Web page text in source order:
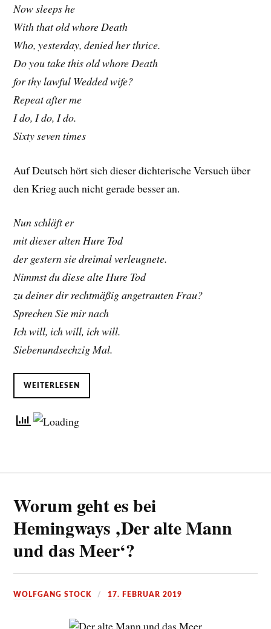
Now sleeps he
With that old whore Death
Who, yesterday, denied her thrice.
Do you take this old whore Death
for thy lawful Wedded wife?
Repeat after me
I do, I do, I do.
Sixty seven times
Auf Deutsch hört sich dieser dichterische Versuch über
den Krieg auch nicht gerade besser an.
Nun schläft er
mit dieser alten Hure Tod
der gestern sie dreimal verleugnete.
Nimmst du diese alte Hure Tod
zu deiner dir rechtmäßig angetrauten Frau?
Sprechen Sie mir nach
Ich will, ich will, ich will.
Siebenundsechzig Mal.
WEITERLESEN
Worum geht es bei
Hemingways ‚Der alte Mann
und das Meer‘?
WOLFGANG STOCK 17. FEBRUAR 2019